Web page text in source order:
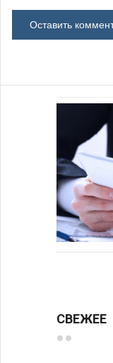
СВЕЖЕЕ